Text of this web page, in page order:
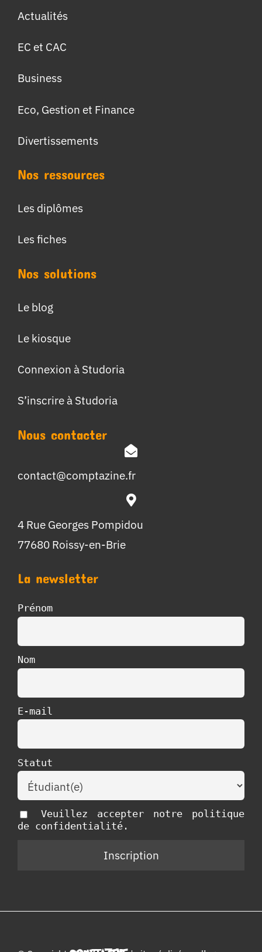
Actualités
EC et CAC
Business
Eco, Gestion et Finance
Divertissements
Nos ressources
Les diplômes
Les fiches
Nos solutions
Le blog
Le kiosque
Connexion à Studoria
S’inscrire à Studoria
Nous contacter
contact@comptazine.fr
4 Rue Georges Pompidou
77680 Roissy-en-Brie
La newsletter
Prénom
Nom
E-mail
Statut
Veuillez accepter notre politique
de confidentialité.